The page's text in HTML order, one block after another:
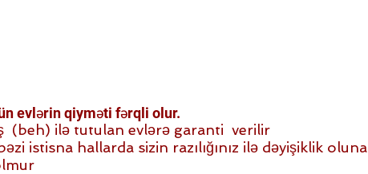
evlərin qiyməti fərqli olur.
(beh) ilə tutulan evlərə garanti verilir
istisna hallarda sizin razılığınız ilə dəyişiklik oluna